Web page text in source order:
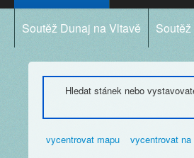
Soutěž Dunaj na Vltavě
Hledat stánek nebo
vycentrovat mapu vycentrovat